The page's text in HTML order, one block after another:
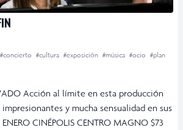
#concierto #cultura #exposición #música #ocio #plan
Acción al límite en esta producción
y mucha sensualidad en sus
CINÉPOLIS CENTRO MAGNO $73